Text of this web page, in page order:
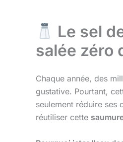
Le sel
salée zéro
Chaque année, des
gustative. Pourtant,
seulement réduire ses
réutiliser cette